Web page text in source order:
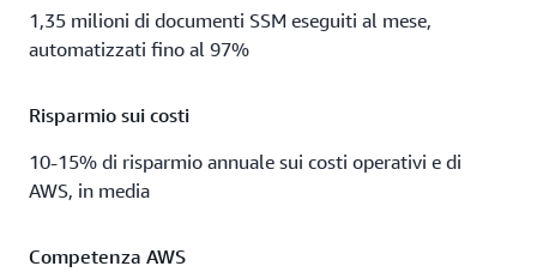
1,35 milioni di documenti SSM eseguiti al mese,
automatizzati fino al 97%
Risparmio sui costi
10-15% di risparmio annuale sui costi operativi e di
AWS, in media
Competenza AWS